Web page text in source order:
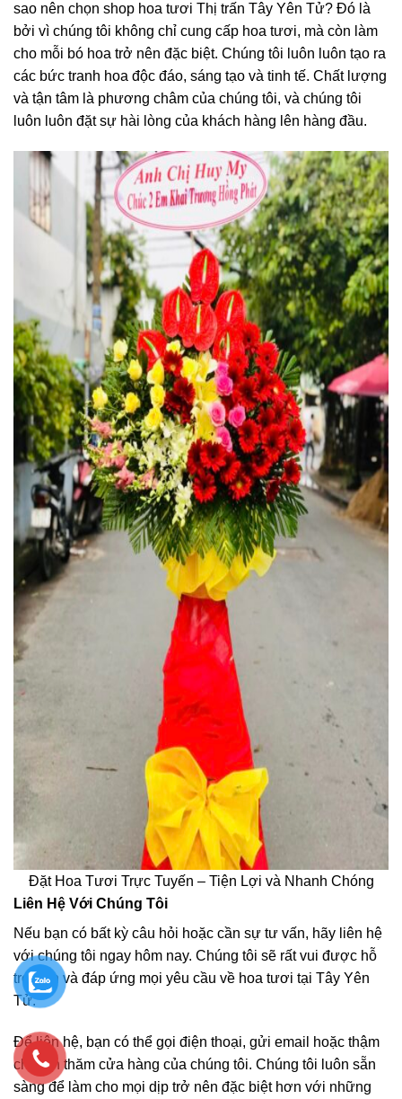
sao nên chọn shop hoa tươi Thị trấn Tây Yên Tử? Đó là
bởi vì chúng tôi không chỉ cung cấp hoa tươi, mà còn làm
cho mỗi bó hoa trở nên đặc biệt. Chúng tôi luôn luôn tạo ra
các bức tranh hoa độc đáo, sáng tạo và tinh tế. Chất lượng
và tận tâm là phương châm của chúng tôi, và chúng tôi
luôn luôn đặt sự hài lòng của khách hàng lên hàng đầu.
Đặt Hoa Tươi Trực Tuyến – Tiện Lợi và Nhanh Chóng
Liên Hệ Với Chúng Tôi
Nếu bạn có bất kỳ câu hỏi hoặc cần sự tư vấn, hãy liên hệ
với chúng tôi ngay hôm nay. Chúng tôi sẽ rất vui được hỗ
trợ bạn và đáp ứng mọi yêu cầu về hoa tươi tại Tây Yên
Tử.
Để liên hệ, bạn có thể gọi điện thoại, gửi email hoặc thậm
chí đến thăm cửa hàng của chúng tôi. Chúng tôi luôn sẵn
sàng để làm cho mọi dịp trở nên đặc biệt hơn với những